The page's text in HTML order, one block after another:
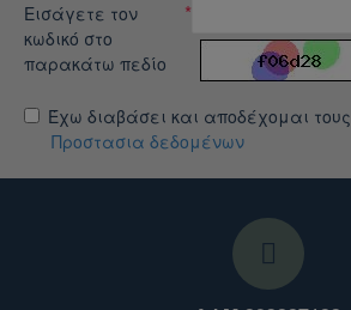
Εισάγετε τον
κωδικό στο
παρακάτω πεδίο
Έχω διαβάσει και αποδέχομαι τους
Προστασια δεδομένων